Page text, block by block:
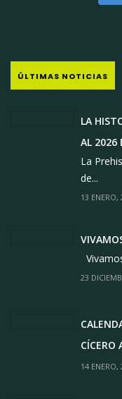
ÚLTIMAS NOTICIAS
LA
AL 2026
La
de...
13 ENERO,
23
CÍCERO
14 ENERO,